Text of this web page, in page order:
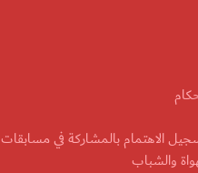
الاهتمام بالمشاركة في مسابقات
والشباب